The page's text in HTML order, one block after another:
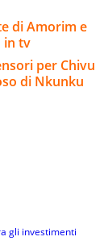
di Amorim e
in tv
per Chivu
di Nkunku
gli investimenti